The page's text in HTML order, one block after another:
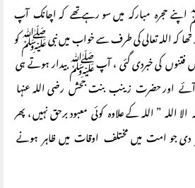
حجرہ مبارکہ میں سو رہے تھے کہ اچانک آپ
کہ اللہ تعالی کی طرف سے خواب میں نبی ﷺ کو
کی خبردی گئی ، آپ ﷺ بیدار ہوتے ہی
اور حضرت زینب بنت جحش رضی اللہ عنہا
اللہ ” اللہ کے علاوہ کوئی معبود برحق نہیں ، پھر
جو امت میں مختلف اوقات میں ظاہر ہونے